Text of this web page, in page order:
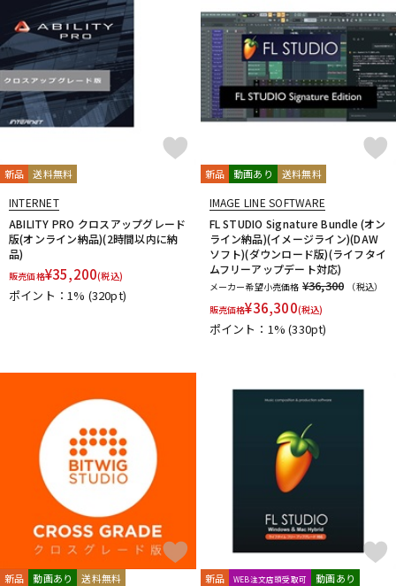
新品 送料無料
INTERNET
ABILITY PRO クロスアップグレード
版(オンライン納品)(2時間以内に納
品)
販売価格¥35,200(税込)
ポイント：1% (320pt)
新品 動画あり 送料無料
IMAGE LINE SOFTWARE
FL STUDIO Signature Bundle (オン
ライン納品)(イメージライン)(DAW
ソフト)(ダウンロード版)(ライフタイ
ムフリーアップデート対応)
メーカー希望小売価格 ¥36,300
（税込）
販売価格¥36,300(税込)
ポイント：1%(330pt)
新品 動画あり 送料無料 新品 WEB注文店頭受取可
動画あり